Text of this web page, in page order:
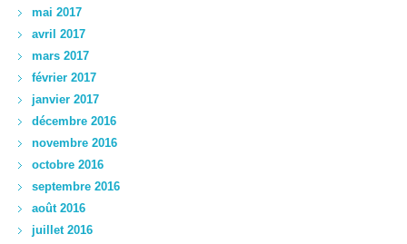
mai 2017
avril 2017
mars 2017
février 2017
janvier 2017
décembre 2016
novembre 2016
octobre 2016
septembre 2016
août 2016
juillet 2016